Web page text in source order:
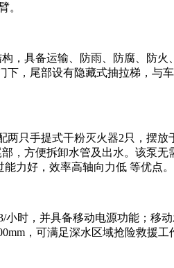
。
，具备运输、防雨、防腐、防火
下，尾部设有隐藏式抽拉梯，与
只手提式干粉灭火器2只，摆放
，方便拆卸水管及出水。该泵无
力好，效率高轴向力低 等优点。
时，并具备移动电源功能；移
，可满足深水区域抢险救援工